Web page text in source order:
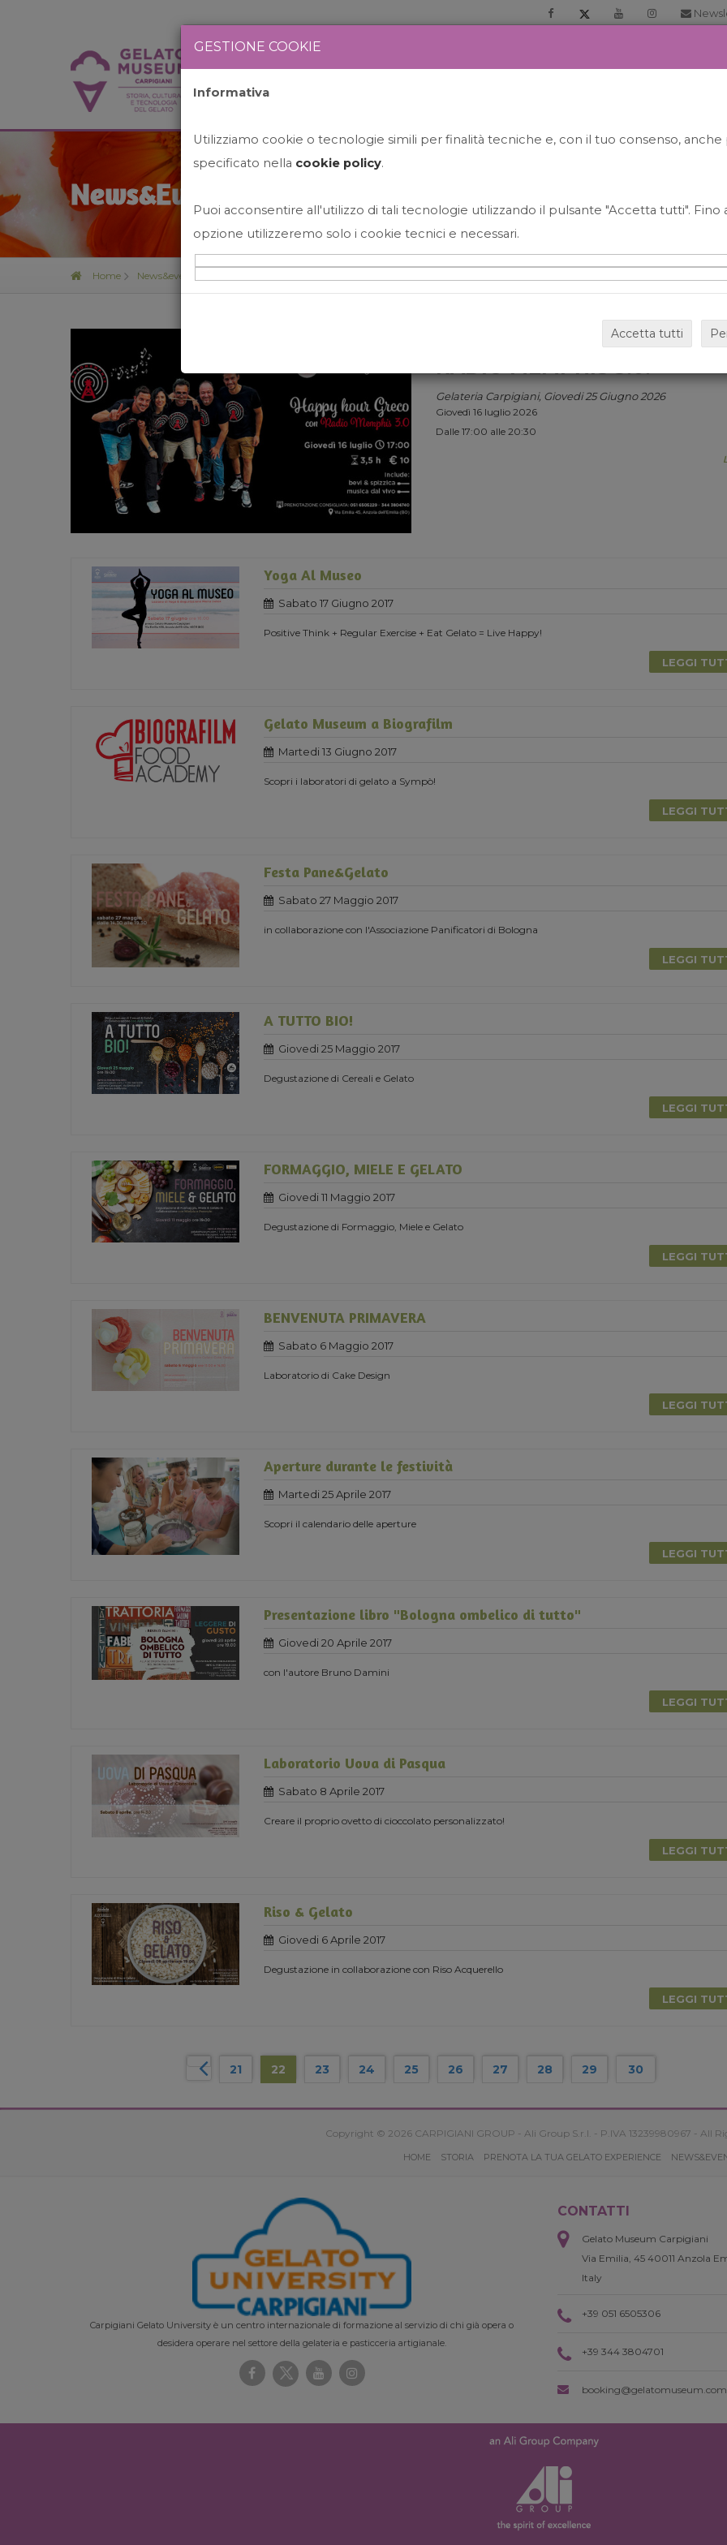
News&Events
Home News&events
HAPPY HOUR GRECO CON
RADIO MEMPHIS 3.0.
Gelateria Carpigiani, Giovedi 25 Giugno 2026
Giovedì 16 luglio 2026
Dalle 17:00 alle 20:30
Yoga Al Museo
Sabato 17 Giugno 2017
Positive Think + Regular Exercise + Eat Gelato = Live Happy!
LEGGI
Gelato Museum a Biografilm
Martedi 13 Giugno 2017
Scopri i laboratori di gelato a Sympò!
LEGGI
Festa Pane&Gelato
Sabato 27 Maggio 2017
in collaborazione con l'Associazione Panificatori di Bologna
LEGGI
A TUTTO BIO!
Giovedi 25 Maggio 2017
Degustazione di Cereali e Gelato
LEGGI
FORMAGGIO, MIELE E GELATO
Giovedi 11 Maggio 2017
Degustazione di Formaggio, Miele e Gelato
LEGGI
BENVENUTA PRIMAVERA
Sabato 6 Maggio 2017
Laboratorio di Cake Design
LEGGI
Aperture durante le festività
Martedi 25 Aprile 2017
Scopri il calendario delle aperture
LEGGI
Presentazione libro "Bologna ombelico di tutto"
Giovedi 20 Aprile 2017
con l'autore Bruno Damini
LEGGI
Laboratorio Uova di Pasqua
Sabato 8 Aprile 2017
Creare il proprio ovetto di cioccolato personalizzato!
LEGGI
Riso & Gelato
Giovedi 6 Aprile 2017
Degustazione in collaborazione con Riso Acquerello
LEGGI
21 22 23 24 25 26 27 28 29 30
Copyright © 2026 CARPIGIANI GROUP - Ali Group S.r.l. - P.IVA 13239980967 - All
HOME STORIA PRENOTA LA TUA GELATO EXPERIENCE
Carpigiani Gelato University è un centro internazionale di formazione al servizio di chi già opera o
desidera operare nel settore della gelateria e pasticceria artigianale.
CONTATTI
Gelato Museum Carpigiani
Via Emilia, 45 40011 Anzola
Italy
+39 051 6505306
+39 344 3804701
booking@gelatomuseum.com
GESTIONE COOKIE
Informativa
Utilizziamo cookie o tecnologie simili per finalità tecniche e, con il tuo consenso,
specificato nella cookie policy.
Puoi acconsentire all'utilizzo di tali tecnologie utilizzando il pulsante "Accetta tutti". Fino
opzione utilizzeremo solo i cookie tecnici e necessari.
Accetta tutti